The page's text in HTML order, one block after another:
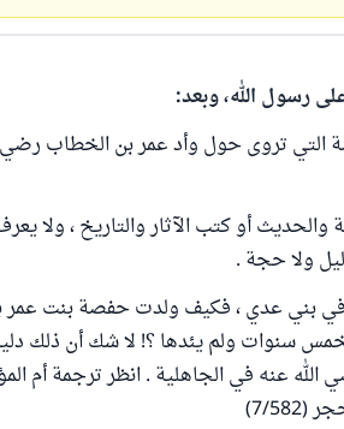
رسول الله، وبعد:
التي تروى حول وأد عمر بن الخطاب رضي
أو كتب الآثار والتاريخ ، ولا
ولا حجة .
في بني عدي ، فكيف ولدت حفصة بنت
سنوات ولم يئدها ؟! لا شك أن ذلك
عنه في الجاهلية . انظر ترجمة أم
582)